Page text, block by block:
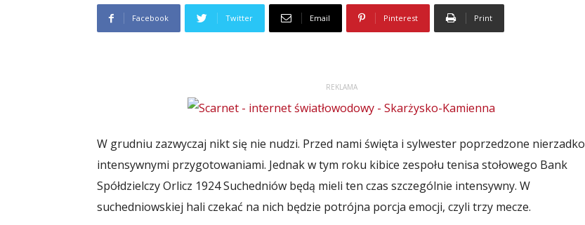
Facebook Twitter Email Pinterest Print
REKLAMA
W grudniu zazwyczaj nikt się nie nudzi. Przed nami święta i sylwester poprzedzone nierzadko
intensywnymi przygotowaniami. Jednak w tym roku kibice zespołu tenisa stołowego Bank
Spółdzielczy Orlicz 1924 Suchedniów będą mieli ten czas szczególnie intensywny. W
suchedniowskiej hali czekać na nich będzie potrójna porcja emocji, czyli trzy mecze.